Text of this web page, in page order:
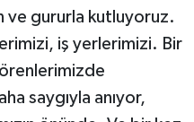
ve gururla kutluyoruz.
iş yerlerimizi. Bir
saygıyla anıyor,